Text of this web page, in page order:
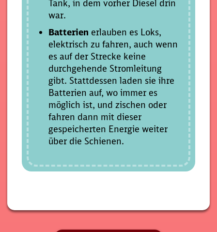
Tank, in dem vorher Diesel drin
war.
Batterien erlauben es Loks,
elektrisch zu fahren, auch wenn
es auf der Strecke keine
durchgehende Stromleitung
gibt. Stattdessen laden sie ihre
Batterien auf, wo immer es
möglich ist, und zischen oder
fahren dann mit dieser
gespeicherten Energie weiter
über die Schienen.